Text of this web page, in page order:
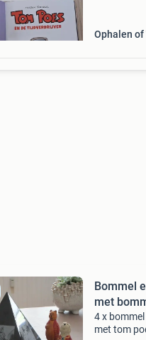
Ophalen of
Bommel
met
4 x
met tom